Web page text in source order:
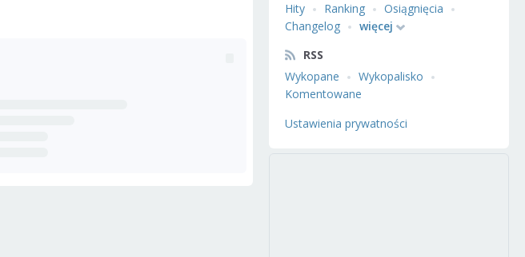
Hity
Ranking
Osiągnięcia
Changelog
więcej
RSS
Wykopane
Wykopalisko
Komentowane
Ustawienia prywatności